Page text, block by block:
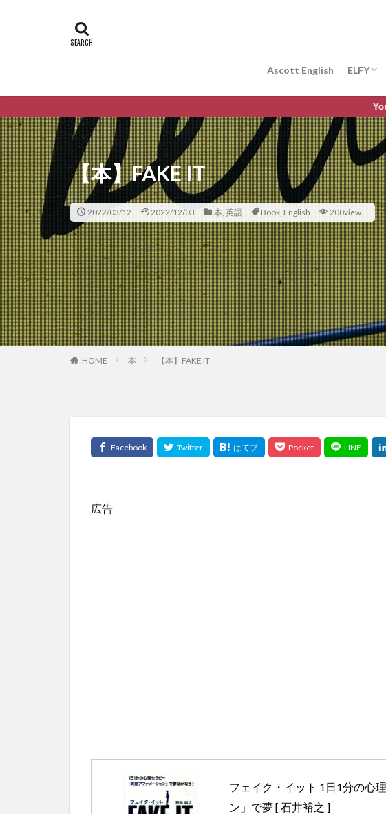
Ascott English ELFY
ELFY
ELFY
YouTubeで英語を
【本】FAKE IT
2022/03/12 2022/12/03 本, 英語 Book, English 200view
HOME 本 【本】FAKE IT
広告
フェイク・イット 1日1分の心
ン」で夢 [ 石井裕之 ]